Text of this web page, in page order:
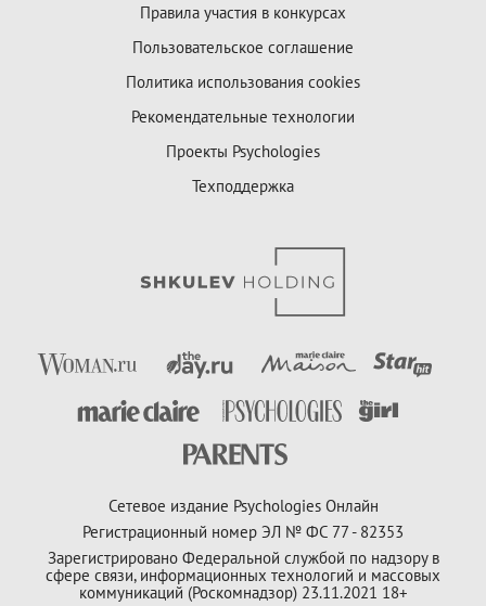
Правила участия в конкурсах
Пользовательское соглашение
Политика использования cookies
Рекомендательные технологии
Проекты Psychologies
Техподдержка
Сетевое издание Psychologies Онлайн
Регистрационный номер ЭЛ № ФС 77 - 82353
Зарегистрировано Федеральной службой по надзору в
сфере связи, информационных технологий и массовых
коммуникаций (Роскомнадзор) 23.11.2021 18+